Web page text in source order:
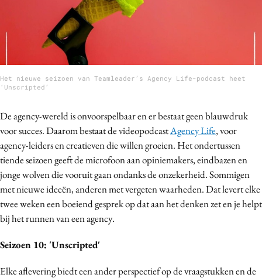
Contentmarketing
Craft
Customer Experience
Data & Insights
Design
Digital transformation
Diversiteit
Effectiviteit
Gedragsverandering
Influencer marketing
Interne communicatie
Media
Merkstrategie
Het nieuwe seizoen van Teamleader’s Agency Life-podcast heet
‘Unscripted’
De agency-wereld is onvoorspelbaar en er bestaat geen blauwdruk
voor succes. Daarom bestaat de videopodcastAgency Life, voor
agency-leiders en creatieven die willen groeien. Het ondertussen
tiende seizoen geeft de microfoon aan opiniemakers, eindbazen en
jonge wolven die vooruit gaan ondanks de onzekerheid. Sommigen
met nieuwe ideeën, anderen met vergeten waarheden. Dat levert elke
twee weken een boeiend gesprek op dat aan het denken zet en je helpt
bij het runnen van een agency.
Seizoen 10: 'Unscripted'
Elke aflevering biedt een ander perspectief op de vraagstukken en de